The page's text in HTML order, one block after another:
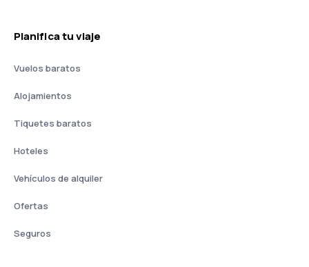
Planifica tu viaje
Vuelos baratos
Alojamientos
Tiquetes baratos
Hoteles
Vehículos de alquiler
Ofertas
Seguros